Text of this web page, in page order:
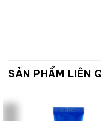
SẢN PHẨM LIÊN